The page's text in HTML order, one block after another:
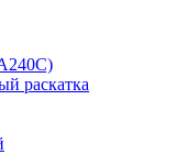
раскатка